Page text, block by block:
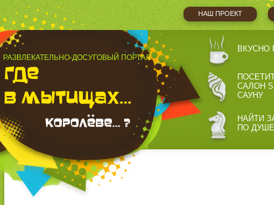
НАШ ПРОЕКТ
РАЗВЛЕКАТЕЛЬНО-ДОСУГОВЫЙ ПОРТАЛ
ВКУСНО
САЛОН
САУНУ
НАЙТИ
ПО ДУШЕ